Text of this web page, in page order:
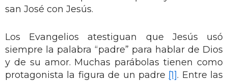
san José con Jesús.
Los Evangelios atestiguan que Jesús usó
siempre la palabra “padre” para hablar de Dios
y de su amor. Muchas parábolas tienen como
protagonista la figura de un padre [1]. Entre las